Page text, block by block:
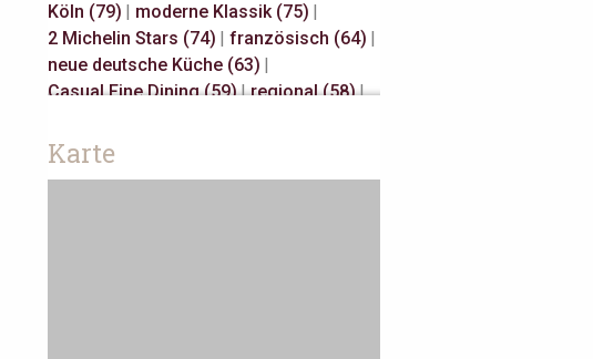
Köln (79)
moderne Klassik (75)
2 Michelin Stars (74)
|französisch (64)
neue deutsche Küche (63)
Casual Fine Dining (59)|regional (58)|
Gault Millau (29)
Karte